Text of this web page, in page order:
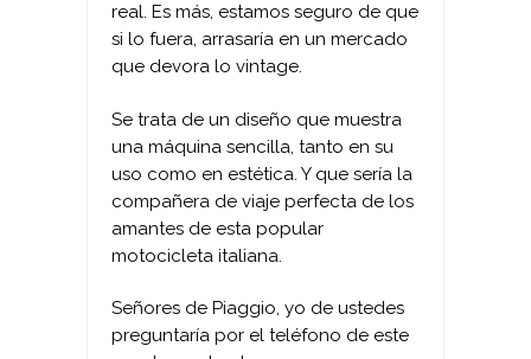
real. Es más, estamos seguro de que
si lo fuera, arrasaría en un mercado
que devora lo vintage.
Se trata de un diseño que muestra
una máquina sencilla, tanto en su
uso como en estética. Y que sería la
compañera de viaje perfecta de los
amantes de esta popular
motocicleta italiana.
Señores de Piaggio, yo de ustedes
preguntaría por el teléfono de este